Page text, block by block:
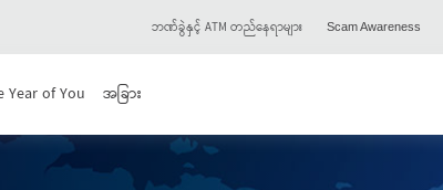
ဘဏ်ခွဲနှင့် ATM တည်နေရာများ Scam Awareness
Year of You အခြား